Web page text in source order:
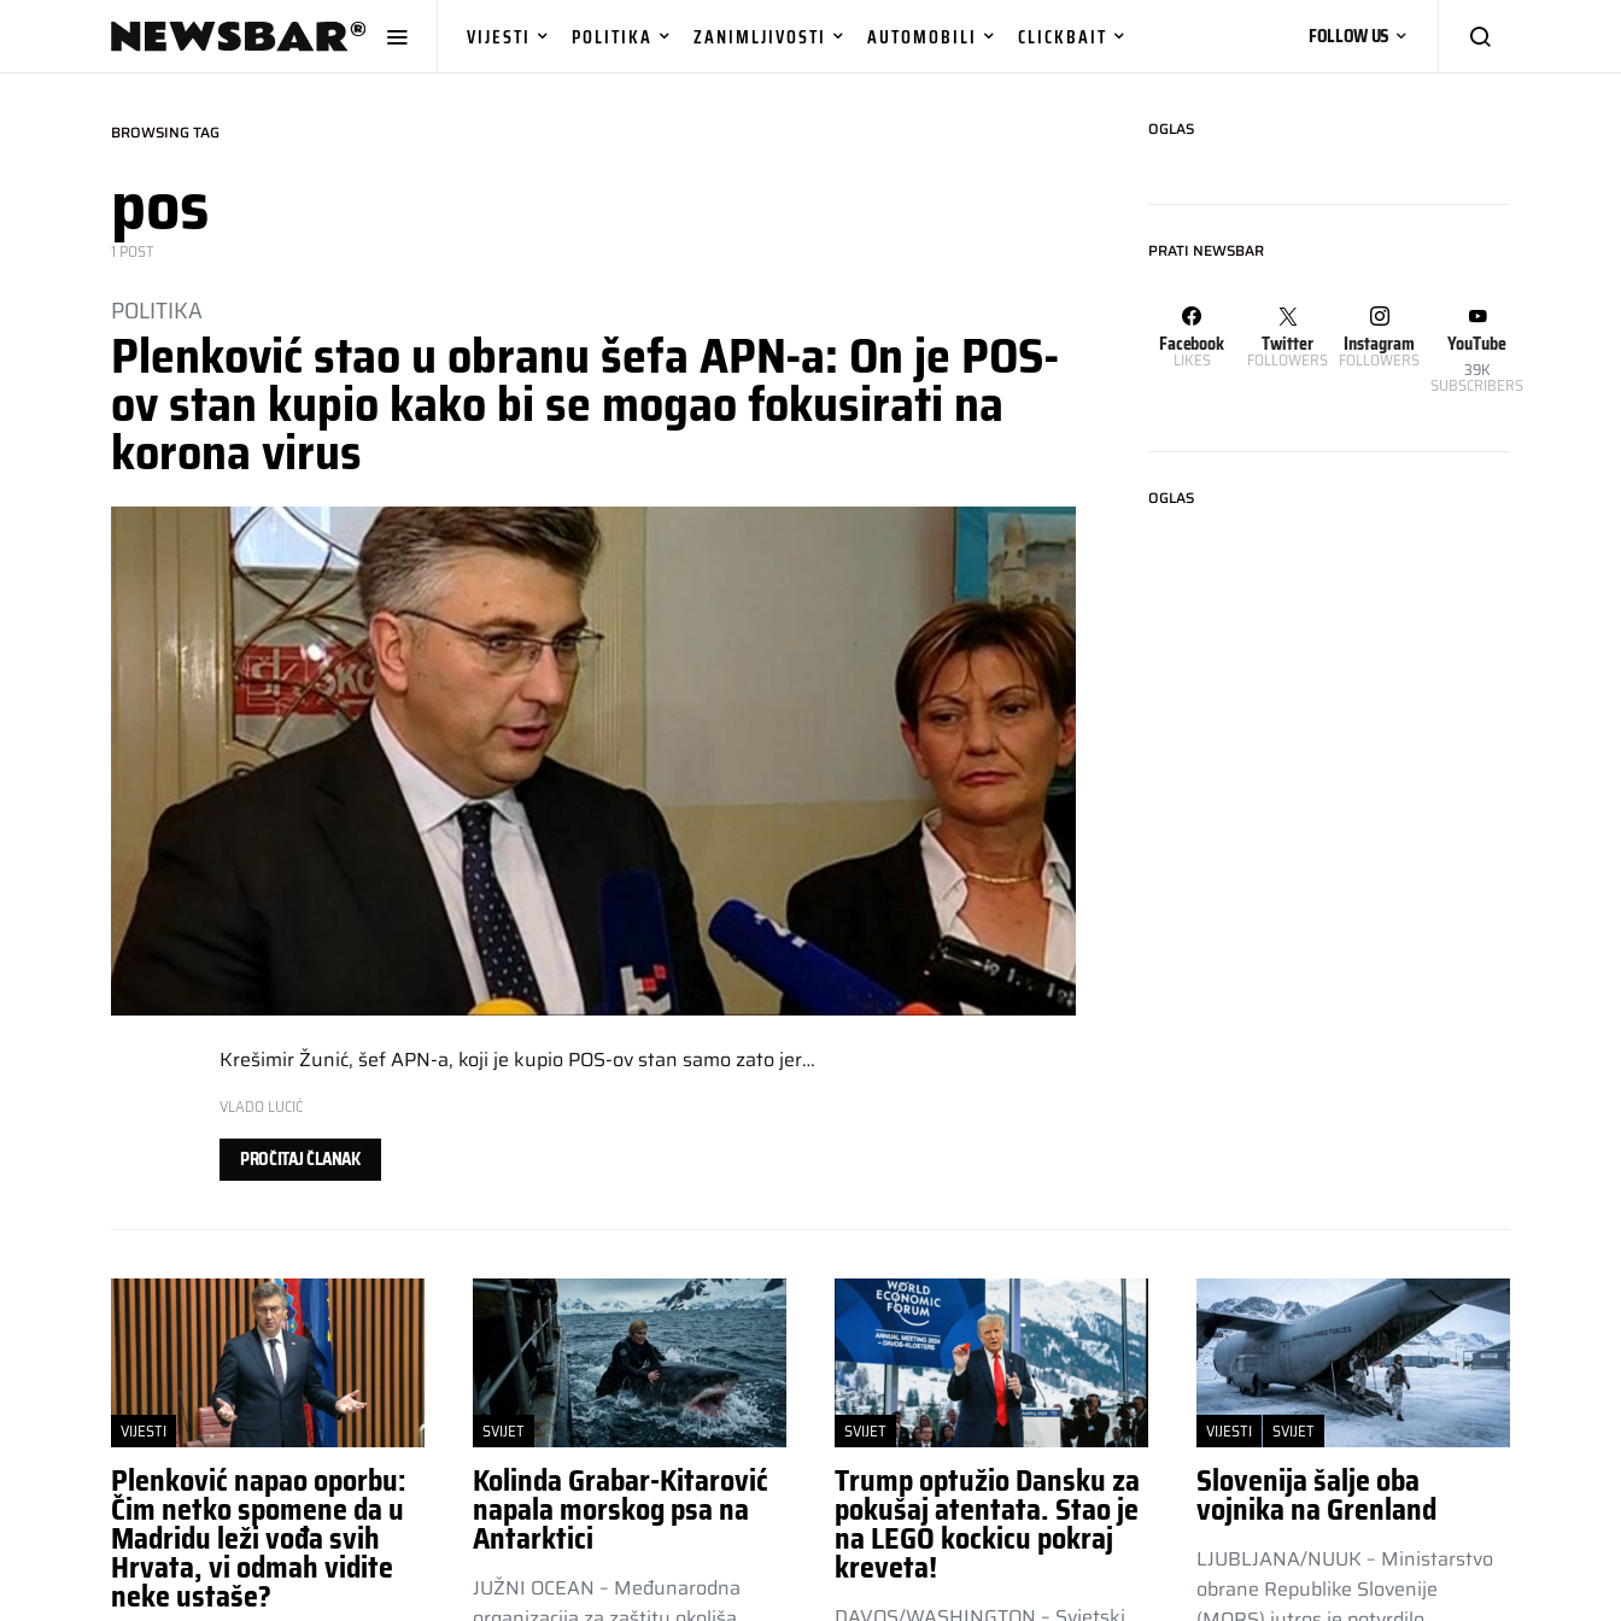
VIJESTI POLITIKA ZANIMLJIVOSTI AUTOMOBILI CLICKBAIT FOLLOW US
BROWSING TAG
pos
1 POST
POLITIKA
Plenković stao u obranu šefa APN-a: On je POS-
ov stan kupio kako bi se mogao fokusirati na
korona virus
Krešimir Žunić, šef APN-a, koji je kupio POS-ov stan samo zato jer…
VLADO LUCIĆ
PROČITAJ ČLANAK
OGLAS
PRATI NEWSBAR
Facebook
LIKES
Twitter
FOLLOWERS
Instagram
FOLLOWERS
YouTube
39K
SUBSCRIBERS
OGLAS
VIJESTI
Plenković napao oporbu:
Čim netko spomene da u
Madridu leži vođa svih
Hrvata, vi odmah vidite
neke ustaše?
SVIJET
Kolinda Grabar-Kitarović
napala morskog psa na
Antarktici
JUŽNI OCEAN – Međunarodna
SVIJET
Trump optužio Dansku za
pokušaj atentata. Stao je
na LEGO kockicu pokraj
kreveta!
VIJESTI SVIJET
Slovenija šalje oba
vojnika na Grenland
LJUBLJANA/NUUK – Ministarstvo
obrane Republike Slovenije